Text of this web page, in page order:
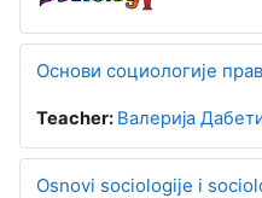
Основи социологије
Teacher: Валерија
Osnovi sociologije i